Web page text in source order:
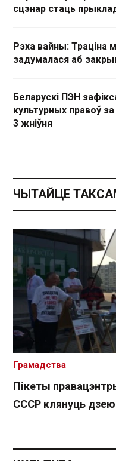
сцэнар стаць
Рэха вайны: Траціна
задумалася аб
Беларускі ПЭН
культурных правоў
3 жніўня
ЧЫТАЙЦЕ
Пікеты
СССР клянуць
Грамадства